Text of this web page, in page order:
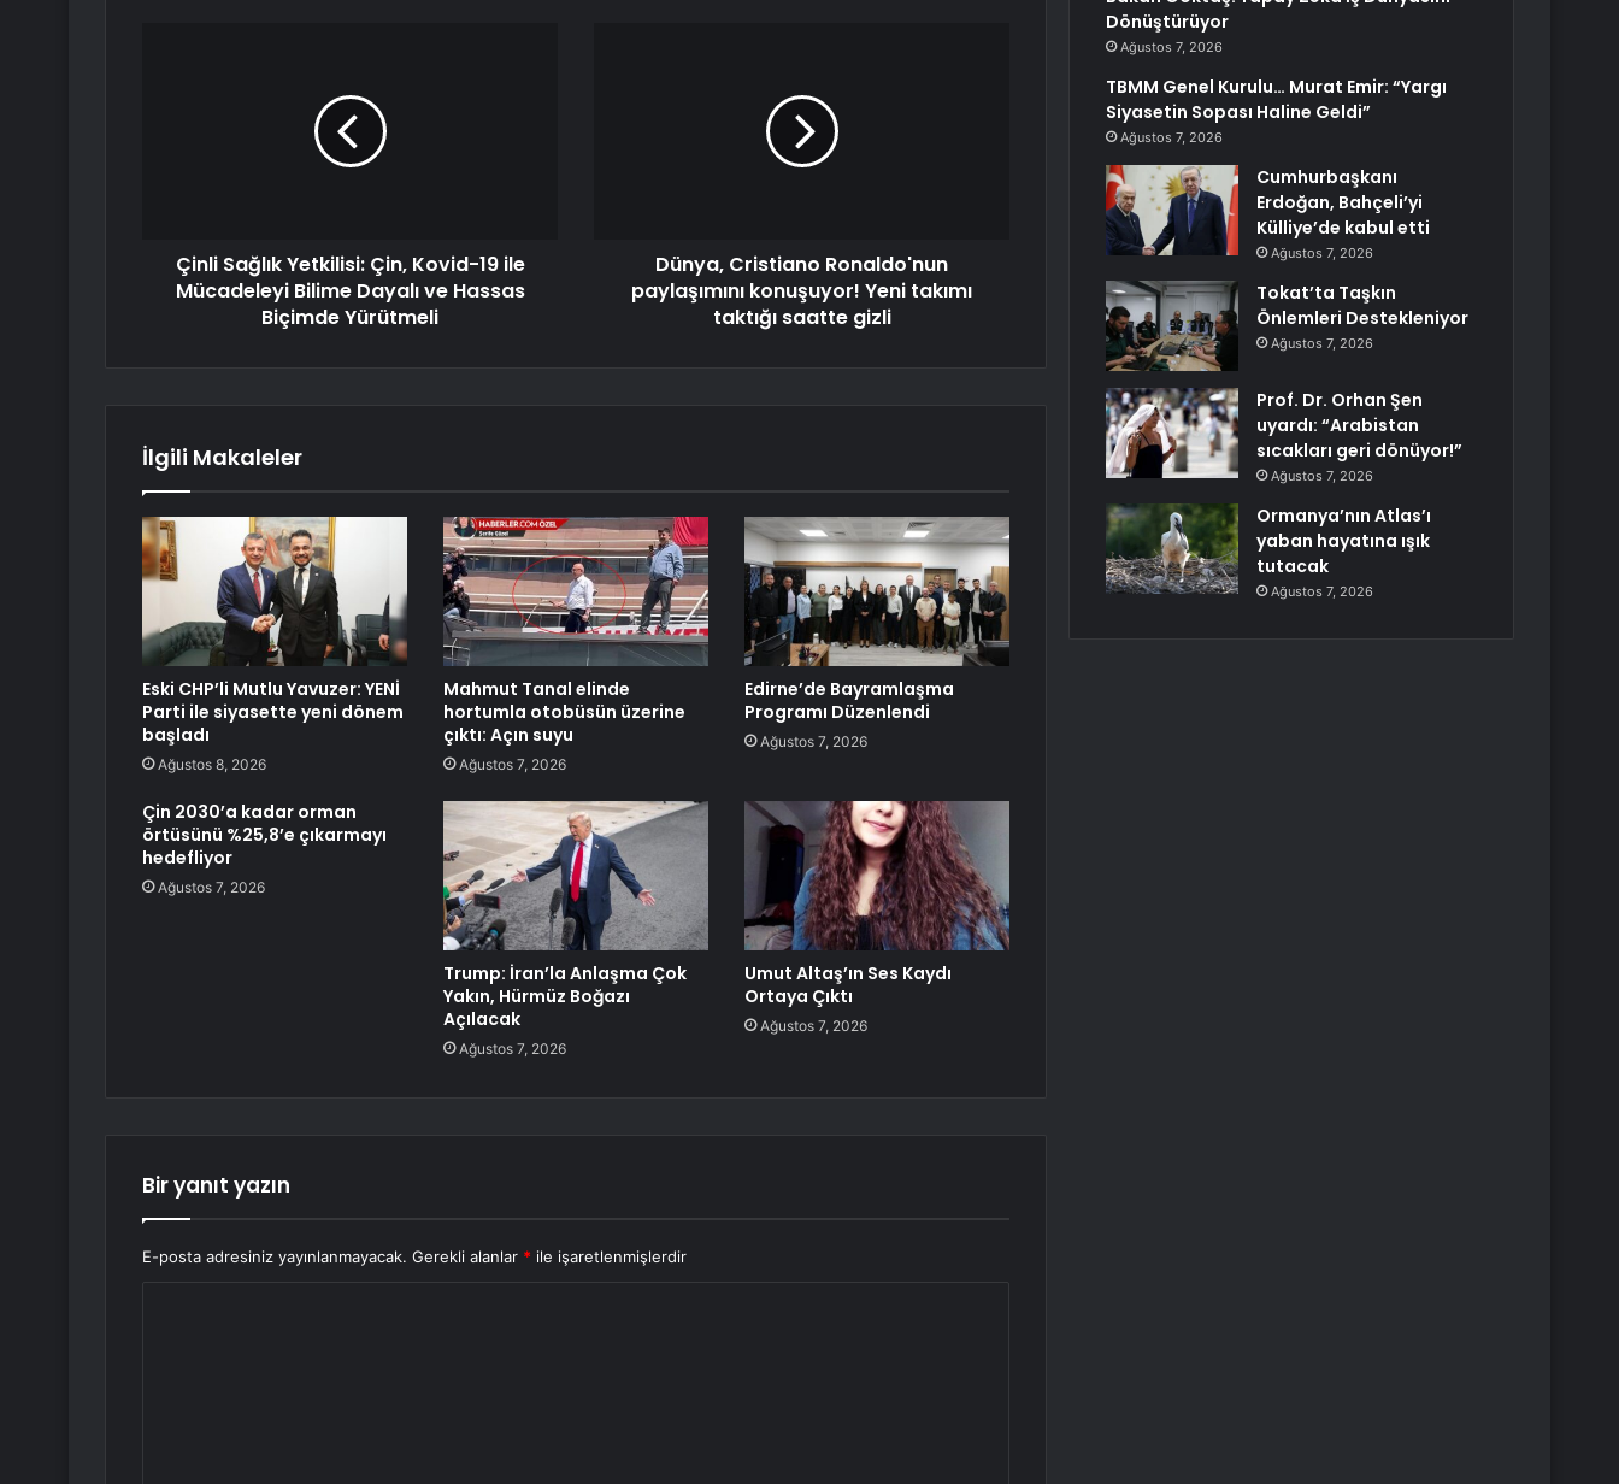
Çinli Sağlık Yetkilisi: Çin, Kovid-19 ile
Mücadeleyi Bilime Dayalı ve Hassas
Biçimde Yürütmeli
Dünya, Cristiano Ronaldo'nun
paylaşımını konuşuyor! Yeni takımı
taktığı saatte gizli
İlgili Makaleler
Eski CHP’li Mutlu Yavuzer: YENİ
Parti ile siyasette yeni dönem
başladı
Ağustos 8, 2026
Mahmut Tanal elinde
hortumla otobüsün üzerine
çıktı: Açın suyu
Ağustos 7, 2026
Edirne’de Bayramlaşma
Programı Düzenlendi
Ağustos 7, 2026
Çin 2030’a kadar orman
örtüsünü %25,8’e çıkarmayı
hedefliyor
Ağustos 7, 2026
Trump: İran’la Anlaşma Çok
Yakın, Hürmüz Boğazı
Açılacak
Ağustos 7, 2026
Umut Altaş’ın Ses Kaydı
Ortaya Çıktı
Ağustos 7, 2026
Bir yanıt yazın
E-posta adresiniz yayınlanmayacak. Gerekli alanlar * ile işaretlenmişlerdir
Dönüştürüyor
Ağustos 7, 2026
TBMM Genel Kurulu… Murat Emir: “Yargı
Siyasetin Sopası Haline Geldi”
Ağustos 7, 2026
Cumhurbaşkanı
Erdoğan, Bahçeli’yi
Külliye’de kabul etti
Ağustos 7, 2026
Tokat’ta Taşkın
Önlemleri Destekleniyor
Ağustos 7, 2026
Prof. Dr. Orhan Şen
uyardı: “Arabistan
sıcakları geri dönüyor!”
Ağustos 7, 2026
Ormanya’nın Atlas’ı
yaban hayatına ışık
tutacak
Ağustos 7, 2026